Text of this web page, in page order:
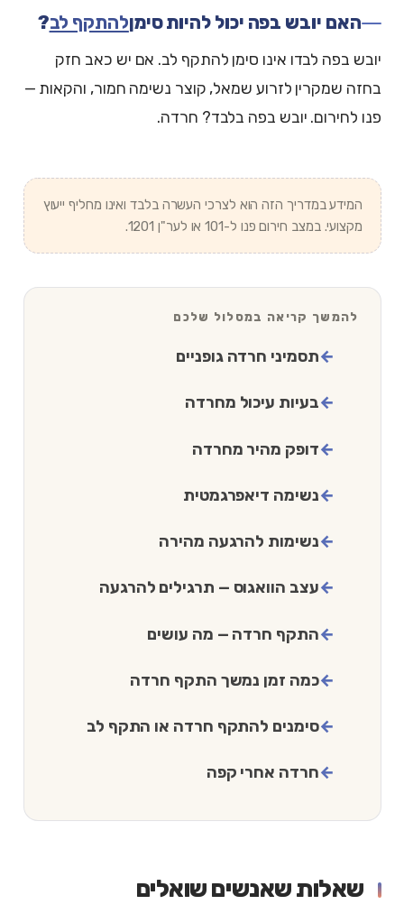
האם יובש בפה יכול להיות סימןלהתקף לב?
יובש בפה לבדו אינו סימן להתקף לב. אם יש כאב חזק
בחזה שמקרין לזרוע שמאל, קוצר נשימה חמור, והקאות —
פנו לחירום. יובש בפה בלבד? חרדה.
המידע במדריך הזה הוא לצרכי העשרה בלבד ואינו מחליף ייעוץ
מקצועי. במצב חירום פנו ל-101 או לער"ן 1201.
להמשך קריאה במסלול שלכם
תסמיני חרדה גופניים
בעיות עיכול מחרדה
דופק מהיר מחרדה
נשימה דיאפרגמטית
נשימות להרגעה מהירה
עצב הוואגוס — תרגילים להרגעה
התקף חרדה — מה עושים
כמה זמן נמשך התקף חרדה
סימנים להתקף חרדה או התקף לב
חרדה אחרי קפה
שאלות שאנשים שואלים